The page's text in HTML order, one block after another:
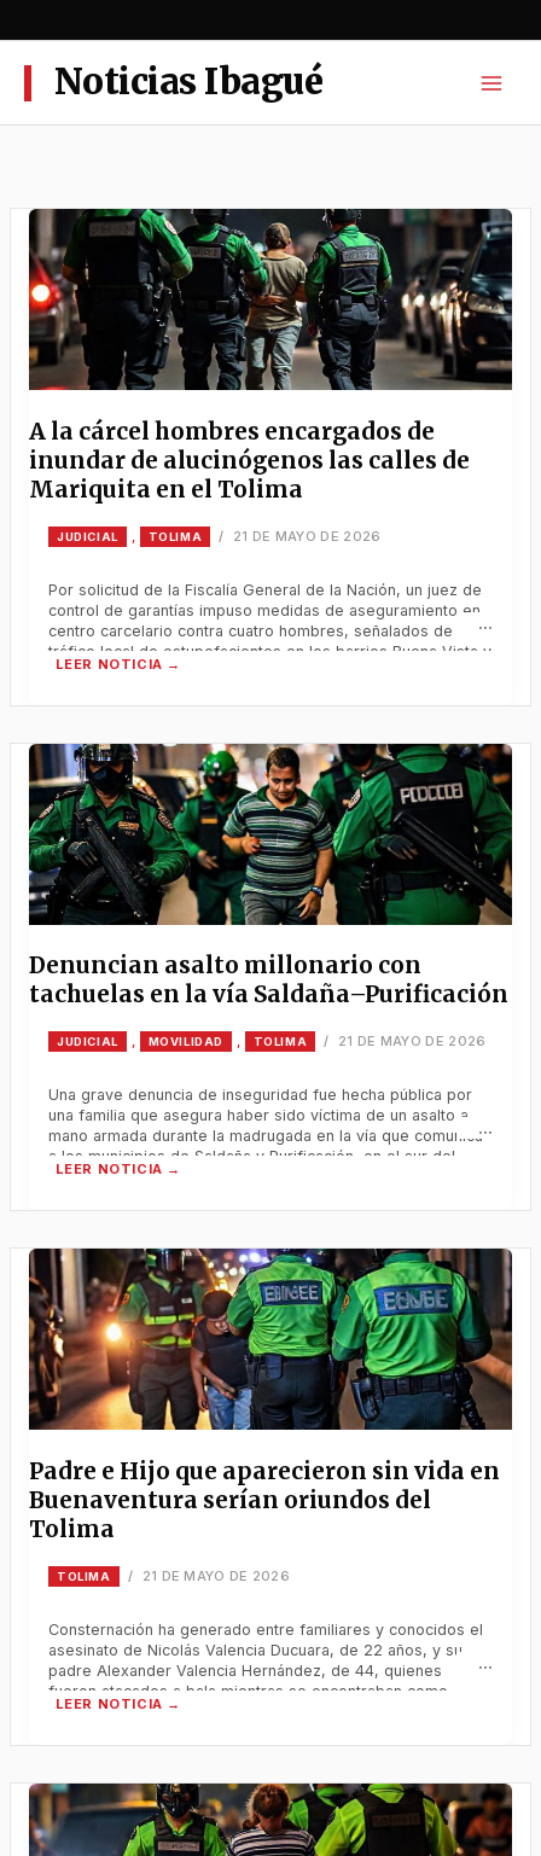
al
contenidoNoticias Ibagué
A la cárcel hombres encargados de
inundar de alucinógenos las calles de
Mariquita en el Tolima
JUDICIAL TOLIMA / 21 DE MAYO DE 2026
Por solicitud de la Fiscalía General de la Nación, un juez de
control de garantías impuso medidas de aseguramiento en
centro carcelario contra cuatro hombres, señalados de
tráfico local de estupefacientes en los barrios Buena Vista y
el Peñón de San Sebastián de Mariquita (Tolima). A la cárcel
Denuncian asalto millonario con
tachuelas en la vía Saldaña–Purificación
JUDICIAL , MOVILIDAD , TOLIMA / 21 DE MAYO DE 2026
Una grave denuncia de inseguridad fue hecha pública por
una familia que asegura haber sido víctima de un asalto a
mano armada durante la madrugada en la vía que comunica
a los municipios de Saldaña y Purificación, en el sur del
Tolima. Una grave denuncia de inseguridad fue hecha
Padre e Hijo que aparecieron sin vida en
Buenaventura serían oriundos del
Tolima
TOLIMA / 21 DE MAYO DE 2026
Consternación ha generado entre familiares y conocidos el
asesinato de Nicolás Valencia Ducuara, de 22 años, y su
padre Alexander Valencia Hernández, de 44, quienes
fueron atacados a bala mientras se encontraban como
turistas en el sector de La Bocana, zona isleña de